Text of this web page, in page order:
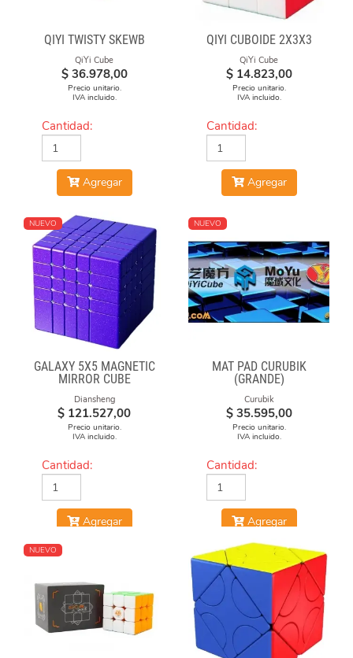
QIYI TWISTY SKEWB
QiYi Cube
$ 36.978,00
Precio unitario.
IVA incluido.
Cantidad:
Agregar
QIYI CUBOIDE 2X3X3
QiYi Cube
$ 14.823,00
Precio unitario.
IVA incluido.
Cantidad:
Agregar
NUEVO
GALAXY 5X5 MAGNETIC
MIRROR CUBE
Diansheng
$ 121.527,00
Precio unitario.
IVA incluido.
Cantidad:
Agregar
NUEVO
MAT PAD CURUBIK
(GRANDE)
Curubik
$ 35.595,00
Precio unitario.
IVA incluido.
Cantidad:
Agregar
NUEVO